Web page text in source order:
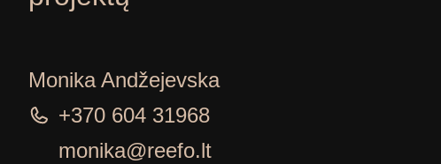
Monika Andžejevska
+370 604 31968
monika@reefo.lt